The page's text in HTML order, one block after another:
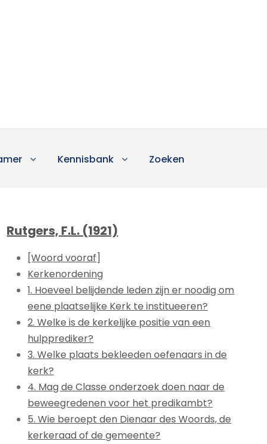
Kennisbank Zoeken
Rutgers, F.L. (1921)
[Woord vooraf]
Kerkenordening
1. Hoeveel belijdende leden zijn er noodig om
eene plaatselijke Kerk te institueeren?
2. Welke is de kerkelijke positie van een
hulpprediker?
3. Welke plaats bekleeden oefenaars in de
kerk?
4. Mag de Classe onderzoek doen naar de
beweegredenen voor het predikambt?
5. Wie beroept den Dienaar des Woords, de
kerkeraad of de gemeente?